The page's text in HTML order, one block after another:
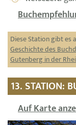
Diese Station gibt es
Geschichte des
Gutenberg in der
13. STATION:
Auf Karte